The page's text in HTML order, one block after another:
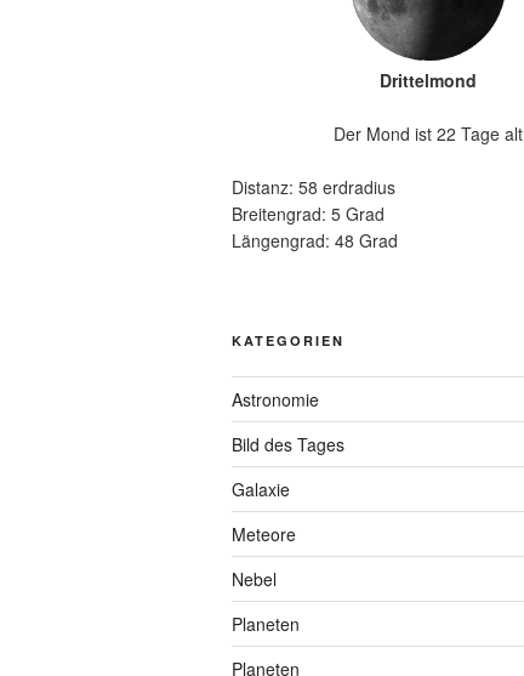
Drittelmond
Der Mond ist 22 Tage alt
Distanz: 58 erdradius
Breitengrad: 5 Grad
Längengrad: 48 Grad
KATEGORIEN
Astronomie
Bild des Tages
Galaxie
Meteore
Nebel
Planeten
Planeten